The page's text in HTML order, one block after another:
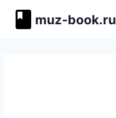
muz-book.ru